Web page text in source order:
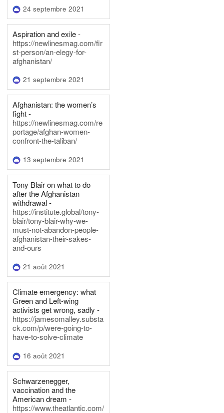
24 septembre 2021
Aspiration and exile -
https://newlinesmag.com/fir
st-person/an-elegy-for-
afghanistan/
21 septembre 2021
Afghanistan: the women’s
fight -
https://newlinesmag.com/re
portage/afghan-women-
confront-the-taliban/
13 septembre 2021
Tony Blair on what to do
after the Afghanistan
withdrawal -
https://institute.global/tony-
blair/tony-blair-why-we-
must-not-abandon-people-
afghanistan-their-sakes-
and-ours
21 août 2021
Climate emergency: what
Green and Left-wing
activists get wrong, sadly -
https://jamesomalley.substa
ck.com/p/were-going-to-
have-to-solve-climate
16 août 2021
Schwarzenegger,
vaccination and the
American dream -
https://www.theatlantic.com/